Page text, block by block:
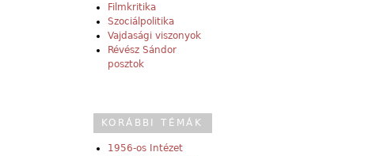
Filmkritika
Szociálpolitika
Vajdasági viszonyok
Révész Sándor
posztok
KORÁBBI TÉMÁK
1956-os Intézet